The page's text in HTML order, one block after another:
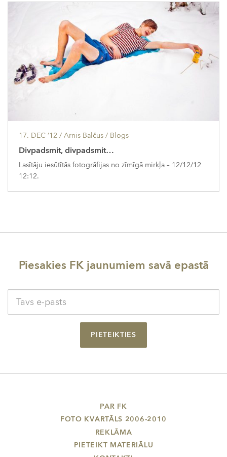
17. DEC ’12 / Arnis Balčus / Blogs
Divpadsmit, divpadsmit…
Lasītāju iesūtītās fotogrāfijas no zīmīgā mirkļa – 12/12/12
12:12.
Piesakies FK jaunumiem savā epastā
PIETEIKTIES
PAR FK
FOTO KVARTĀLS 2006-2010
REKLĀMA
PIETEIKT MATERIĀLU